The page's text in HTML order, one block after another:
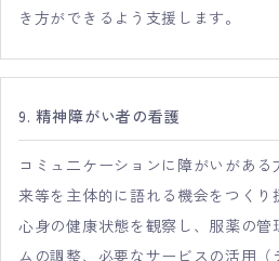
き方ができるよう支援します。
9. 精神障がい者の看護
コミュ二ケーションに障がいがあ
来等を主体的に語れる機会をつくり
心身の健康状態を観察し、服薬の
ムの調整、必要なサービスの活用